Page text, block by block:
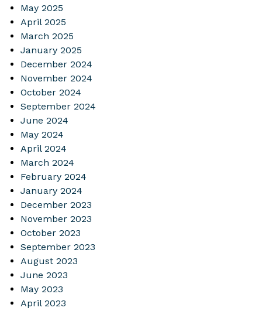
May 2025
April 2025
March 2025
January 2025
December 2024
November 2024
October 2024
September 2024
June 2024
May 2024
April 2024
March 2024
February 2024
January 2024
December 2023
November 2023
October 2023
September 2023
August 2023
June 2023
May 2023
April 2023